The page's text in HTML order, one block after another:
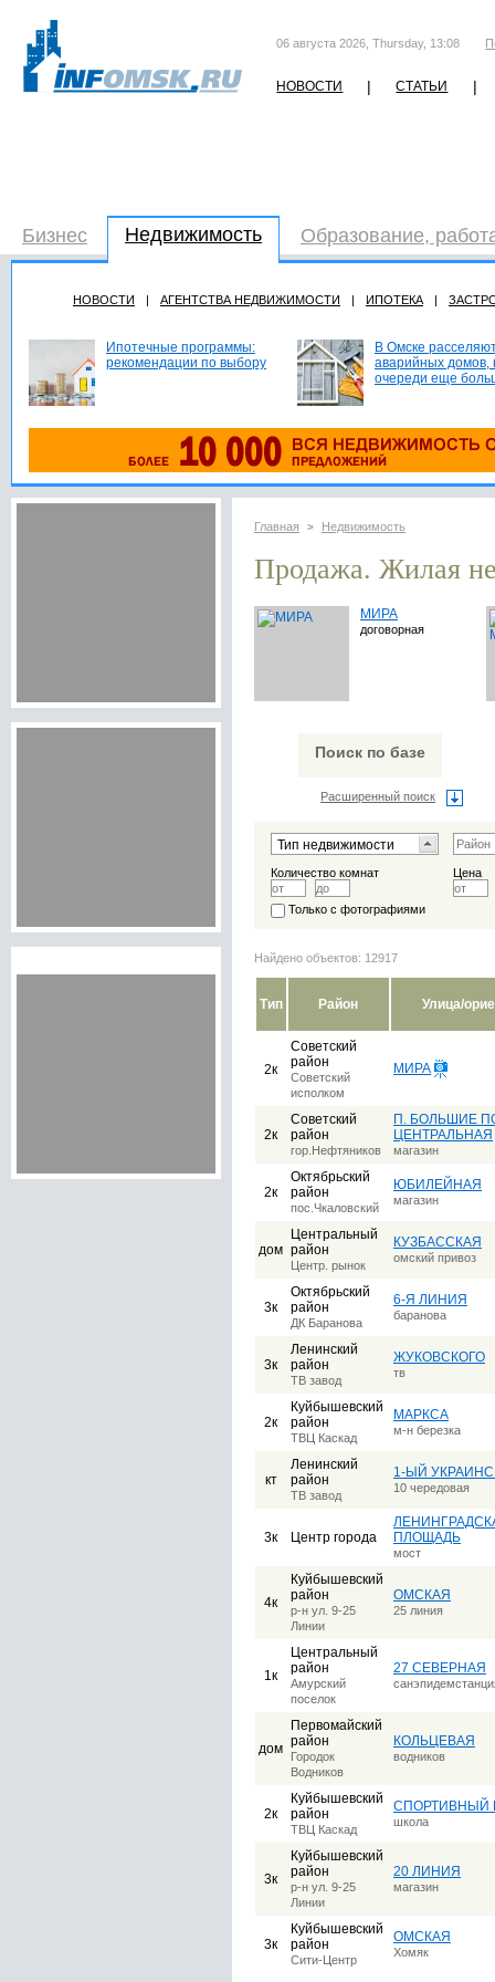
06 августа 2026, Thursday, 13:08
НОВОСТИ | СТАТЬИ |
Бизнес Недвижимость Образование,
НОВОСТИ | АГЕНТСТВА НЕДВИЖИМОСТИ | ИПОТЕКА |
Ипотечные программы:
рекомендации по выбору
В Омске
аварийных домов,
очереди еще
Главная > Недвижимость
Продажа. Жилая
МИРА
договорная
Поиск по базе
Расширенный поиск
Количество комнат Цена
Только с фотографиями
Найдено объектов: 12917
Тип Район Улица/
2к
Советский
район
Советский
исполком
МИРА
2к
Советский
район
гор.Нефтяников
П. БОЛЬШИЕ
ЦЕНТРАЛЬНАЯ
магазин
2к
Октябрьский
район
пос.Чкаловский
ЮБИЛЕЙНАЯ
магазин
дом
Центральный
район
Центр. рынок
КУЗБАССКАЯ
омский привоз
3к
Октябрьский
район
ДК Баранова
6-Я ЛИНИЯ
баранова
3к
Ленинский
район
ТВ завод
ЖУКОВСКОГО
тв
2к
Куйбышевский
район
ТВЦ Каскад
МАРКСА
м-н березка
кт
Ленинский
район
ТВ завод
1-ЫЙ
10 чередовая
3к Центр города
ПЛОЩАДЬ
мост
4к
Куйбышевский
район
р-н ул. 9-25
Линии
ОМСКАЯ
25 линия
1к
Центральный
район
Амурский
поселок
27 СЕВЕРНАЯ
дом
Первомайский
район
Городок
Водников
КОЛЬЦЕВАЯ
водников
2к
Куйбышевский
район
ТВЦ Каскад
СПОРТИВНЫЙ
школа
3к
Куйбышевский
район
р-н ул. 9-25
Линии
20 ЛИНИЯ
магазин
3к
Куйбышевский
район
Сити-Центр
ОМСКАЯ
Хомяк